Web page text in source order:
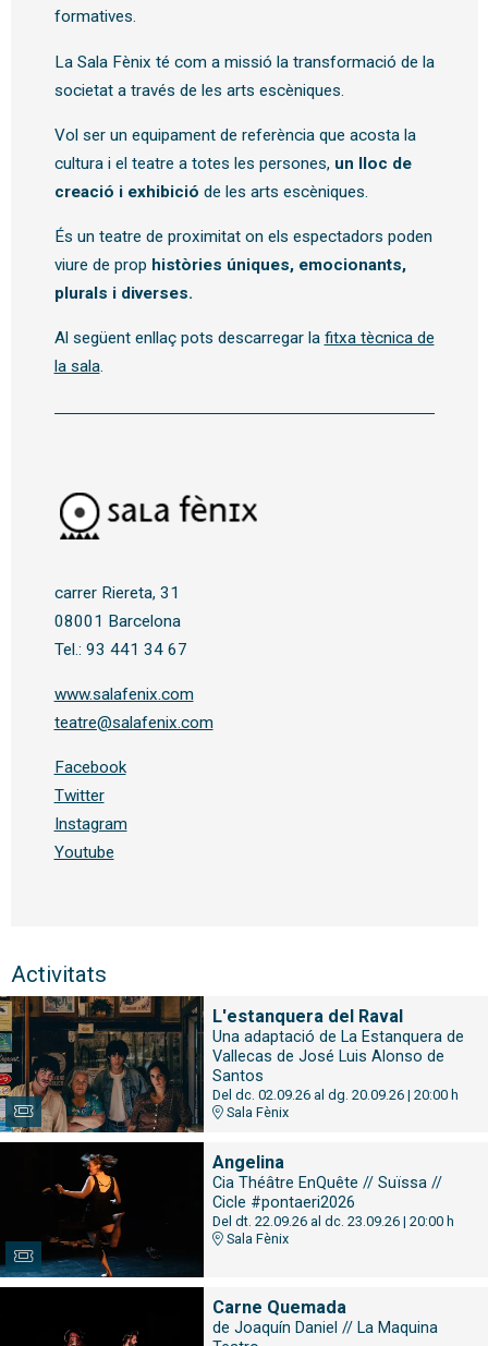
formatives.
La Sala Fènix té com a missió la transformació de la
societat a través de les arts escèniques.
Vol ser un equipament de referència que acosta la
cultura i el teatre a totes les persones, un lloc de
creació i exhibició de les arts escèniques.
És un teatre de proximitat on els espectadors poden
viure de prop històries úniques, emocionants,
plurals i diverses.
Al següent enllaç pots descarregar la fitxa tècnica de
la sala.
carrer Riereta, 31
08001 Barcelona
Tel.: 93 441 34 67
www.salafenix.com
teatre@salafenix.com
Facebook
Twitter
Instagram
Youtube
Activitats
L'estanquera del Raval
Una adaptació de La Estanquera de
Vallecas de José Luis Alonso de
Santos
Del dc. 02.09.26al dg. 20.09.26| 20:00 h
Sala Fènix
Angelina
Cia Théâtre EnQuête // Suïssa //
Cicle #pontaeri2026
Del dt. 22.09.26al dc. 23.09.26| 20:00 h
Sala Fènix
Carne Quemada
de Joaquín Daniel // La Maquina